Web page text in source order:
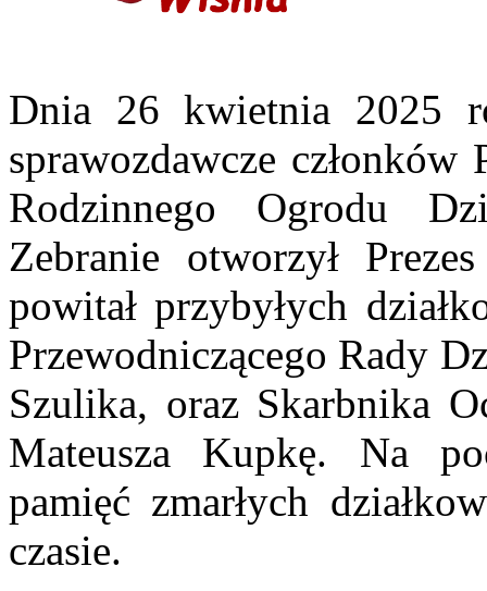
Dnia 26 kwietnia 2025
sprawozdawcze
Rodzinnego Ogrodu
Zebranie otworzył
powitał przybyłych
Przewodniczącego Rady
Szulika, oraz Skarbnika
Mateusza Kupkę. Na
pamięć zmarłych
czasie.